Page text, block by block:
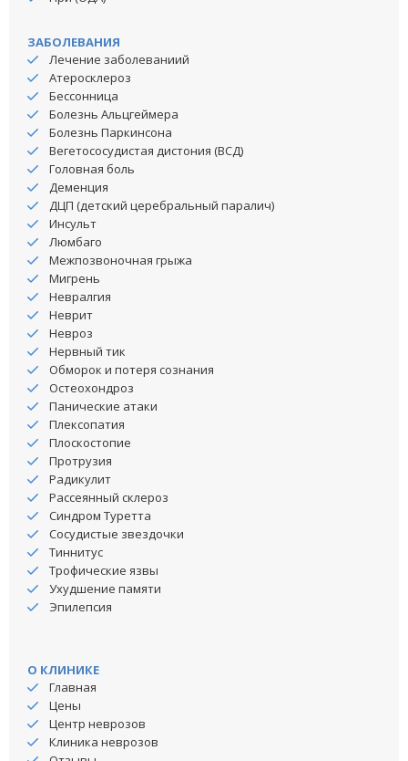
ЗАБОЛЕВАНИЯ
Лечение заболеваниий
Атеросклероз
Бессонница
Болезнь Альцгеймера
Болезнь Паркинсона
Вегетососудистая дистония (ВСД)
Головная боль
Деменция
ДЦП (детский церебральный паралич)
Инсульт
Люмбаго
Межпозвоночная грыжа
Мигрень
Невралгия
Неврит
Невроз
Нервный тик
Обморок и потеря сознания
Остеохондроз
Панические атаки
Плексопатия
Плоскостопие
Протрузия
Радикулит
Рассеянный склероз
Синдром Туретта
Сосудистые звездочки
Тиннитус
Трофические язвы
Ухудшение памяти
Эпилепсия
О КЛИНИКЕ
Главная
Цены
Центр неврозов
Клиника неврозов